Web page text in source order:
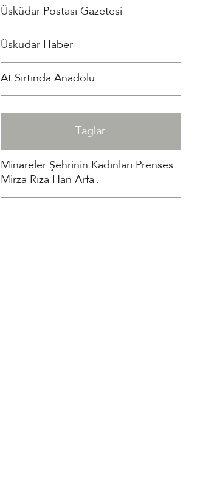
Üsküdar Postası Gazetesi
Üsküdar Haber
At Sırtında Anadolu
Taglar
Minareler Şehrinin Kadınları Prenses
Mirza Rıza Han Arfa ,